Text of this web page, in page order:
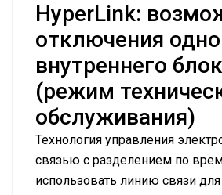
HyperLink:
отключения
внутреннего
(режим
обслуживания)
Технология управления
связью с разделением по
использовать линию связи для